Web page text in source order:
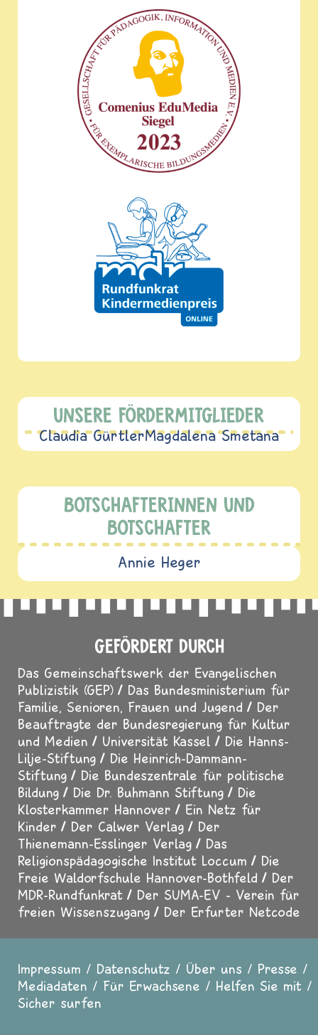
UNSERE FÖRDERMITGLIEDER
Claudia GürtlerMagdalena Smetana
BOTSCHAFTERINNEN UND
BOTSCHAFTER
Annie Heger
GEFÖRDERT DURCH
Das Gemeinschaftswerk der Evangelischen
Publizistik (GEP)
Das Bundesministerium für
Familie, Senioren, Frauen und Jugend
Der
Beauftragte der Bundesregierung für Kultur
und Medien
Universität Kassel
Die Hanns-
Lilje-Stiftung
Die Heinrich-Dammann-
Stiftung
Die Bundeszentrale für politische
Bildung
Die Dr. Buhmann Stiftung
Die
Klosterkammer Hannover
Ein Netz für
Kinder
Der Calwer Verlag
Der
Thienemann-Esslinger Verlag
Das
Religionspädagogische Institut Loccum
Die
Freie Waldorfschule Hannover-Bothfeld
Der
MDR-Rundfunkrat
Der SUMA-EV - Verein für
freien Wissenszugang
Der Erfurter Netcode
Fußzeile
Impressum Datenschutz Über uns
Presse
Mediadaten
Für Erwachsene
Helfen Sie mit
Sicher surfen